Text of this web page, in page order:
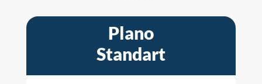
Plano
Standart